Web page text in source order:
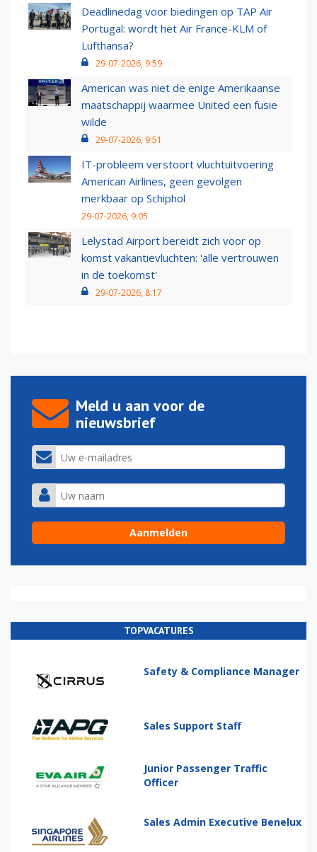
Deadlinedag voor biedingen op TAP Air
Portugal: wordt het Air France-KLM of
Lufthansa?
29-07-2026, 9:59
American was niet de enige Amerikaanse
maatschappij waarmee United een fusie
wilde
29-07-2026, 9:51
IT-probleem verstoort vluchtuitvoering
American Airlines, geen gevolgen
merkbaar op Schiphol
29-07-2026, 9:05
Lelystad Airport bereidt zich voor op
komst vakantievluchten: 'alle vertrouwen
in de toekomst'
29-07-2026, 8:17
Meld u aan voor de
nieuwsbrief
TOPVACATURES
Safety & Compliance Manager
Sales Support Staff
Junior Passenger Traffic
Officer
Sales Admin Executive Benelux